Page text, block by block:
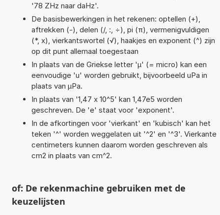
'78 ZHz naar daHz'.
De basisbewerkingen in het rekenen: optellen (+),
aftrekken (-), delen (/, :, ÷), pi (π), vermenigvuldigen
(*, x), vierkantswortel (√), haakjes en exponent (^) zijn
op dit punt allemaal toegestaan
In plaats van de Griekse letter 'µ' (= micro) kan een
eenvoudige 'u' worden gebruikt, bijvoorbeeld uPa in
plaats van µPa.
In plaats van '1,47 x 10^5' kan 1,47e5 worden
geschreven. De 'e' staat voor 'exponent'.
In de afkortingen voor 'vierkant' en 'kubisch' kan het
teken '^' worden weggelaten uit '^2' en '^3'. Vierkante
centimeters kunnen daarom worden geschreven als
cm2 in plaats van cm^2.
of: De rekenmachine gebruiken met de
keuzelijsten